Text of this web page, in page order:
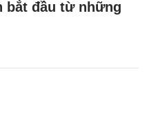
bắt đầu từ những